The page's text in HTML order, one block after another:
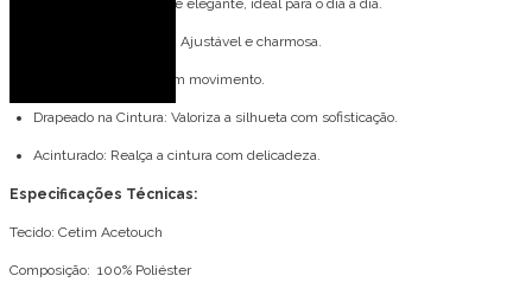
Vestido Curto: Casual e elegante, ideal para o dia a dia.
Amarração nas Costas: Ajustável e charmosa.
Saia Fluida: Leve e com movimento.
Drapeado na Cintura: Valoriza a silhueta com sofisticação.
Acinturado: Realça a cintura com delicadeza.
Especificações Técnicas:
Tecido: Cetim Acetouch
Composição: 100% Poliéster